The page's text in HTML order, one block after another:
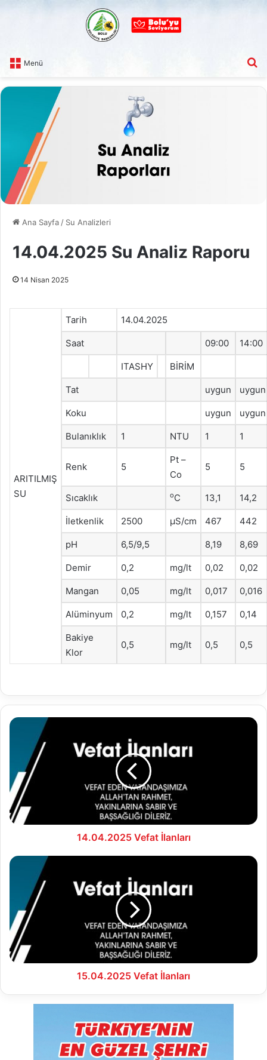
Menü
Ana Sayfa / Su Analizleri
14.04.2025 Su Analiz Raporu
14 Nisan 2025
ARITILMIŞ
SU
Tarih 14.04.2025
Saat 09:00 14:00
ITASHY BİRİM
Tat uygun uygun
Koku uygun uygun
Bulanıklık 1 NTU 1 1
Renk 5
Pt –
Co
5 5
Sıcaklık oC 13,1 14,2
İletkenlik 2500 μS/cm 467 442
pH 6,5/9,5 8,19 8,69
Demir 0,2 mg/lt 0,02 0,02
Mangan 0,05 mg/lt 0,017 0,016
Alüminyum 0,2 mg/lt 0,157 0,14
Bakiye
Klor
0,5 mg/lt 0,5 0,5
14.04.2025
14.04.2025 Vefat İlanları
15.04.2025
15.04.2025 Vefat İlanları